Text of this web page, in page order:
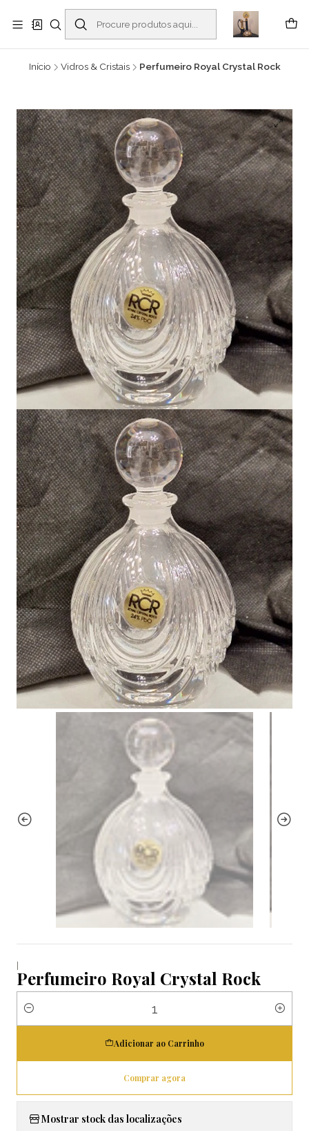
Buscantiguidades - Leilões. Colecionismo e antiguidades em Viana do
Castelo -
Ler mais
Início Vidros & Cristais Perfumeiro Royal Crystal Rock
|
Perfumeiro Royal Crystal Rock
Quantidade
Adicionar ao Carrinho
Comprar agora
Mostrar stock das localizações